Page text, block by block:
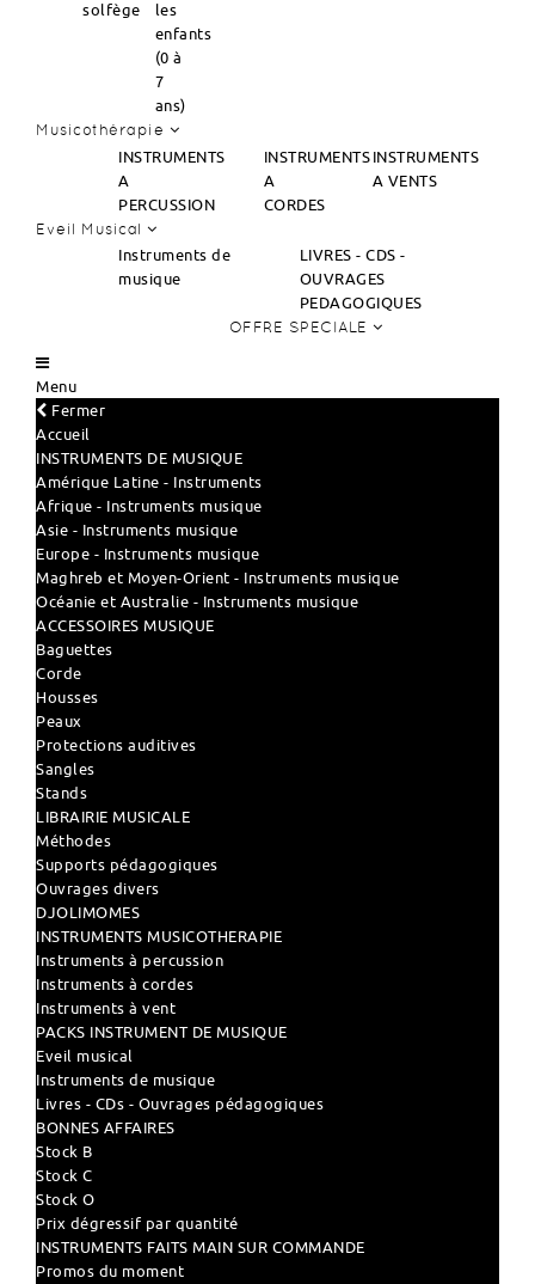
solfège
les
enfants
(0 à
7
ans)
Musicothérapie
INSTRUMENTS
A
PERCUSSION
INSTRUMENTS
A
CORDES
INSTRUMENTS
A VENTS
Eveil Musical
Instruments de
musique
LIVRES - CDS -
OUVRAGES
PEDAGOGIQUES
OFFRE SPECIALE
Menu
Fermer
Accueil
INSTRUMENTS DE MUSIQUE
Amérique Latine - Instruments
Afrique - Instruments musique
Asie - Instruments musique
Europe - Instruments musique
Maghreb et Moyen-Orient - Instruments musique
Océanie et Australie - Instruments musique
ACCESSOIRES MUSIQUE
Baguettes
Corde
Housses
Peaux
Protections auditives
Sangles
Stands
LIBRAIRIE MUSICALE
Méthodes
Supports pédagogiques
Ouvrages divers
DJOLIMOMES
INSTRUMENTS MUSICOTHERAPIE
Instruments à percussion
Instruments à cordes
Instruments à vent
PACKS INSTRUMENT DE MUSIQUE
Eveil musical
Instruments de musique
Livres - CDs - Ouvrages pédagogiques
BONNES AFFAIRES
Stock B
Stock C
Stock O
Prix dégressif par quantité
INSTRUMENTS FAITS MAIN SUR COMMANDE
Promos du moment